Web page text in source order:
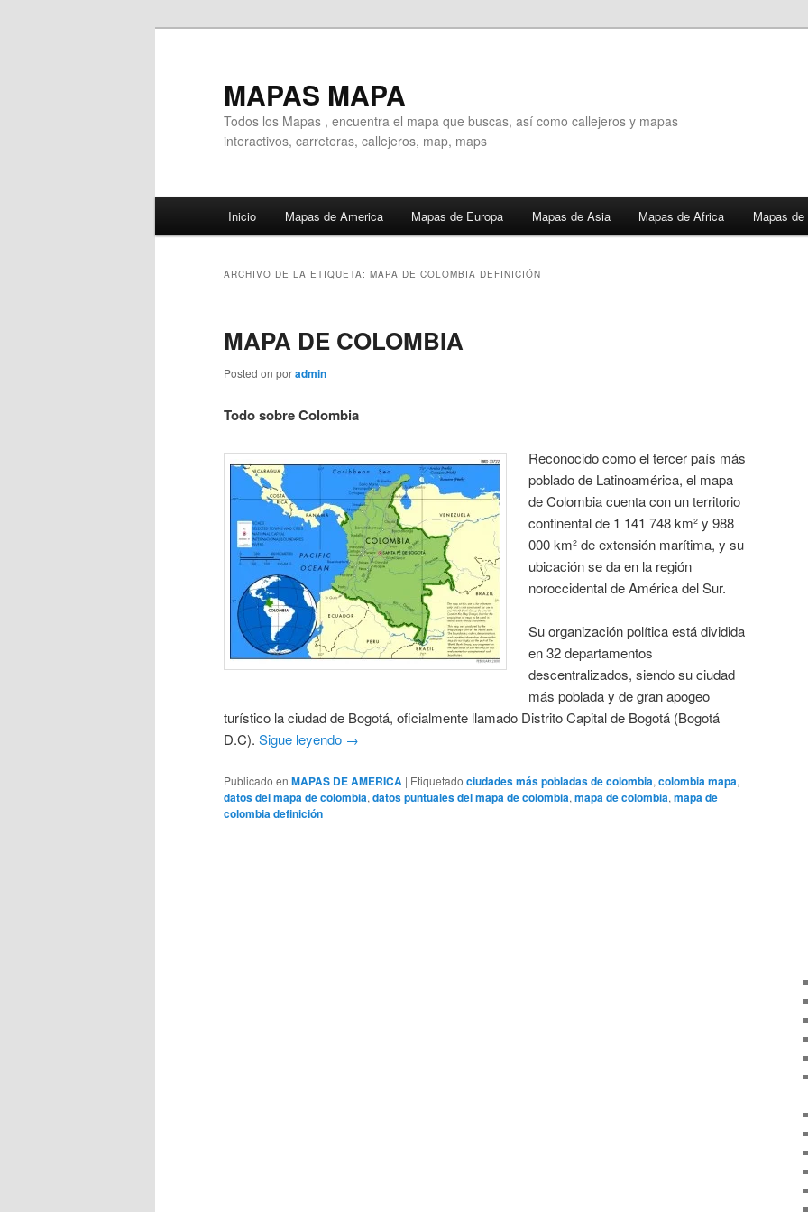
MAPAS MAPA
Todos los Mapas , encuentra el mapa que buscas, así como callejeros y mapas
interactivos, carreteras, callejeros, map, maps
Inicio Mapas de America Mapas de Europa Mapas de Asia Mapas de Africa Mapas
ARCHIVO DE LA ETIQUETA: MAPA DE COLOMBIA DEFINICIÓN
MAPA DE COLOMBIA
Posted on poradmin
Todo sobre Colombia
Reconocido como el tercer país más
poblado de Latinoamérica, el mapa
de Colombia cuenta con un territorio
continental de 1 141 748 km² y 988
000 km² de extensión marítima, y su
ubicación se da en la región
noroccidental de América del Sur.
Su organización política está dividida
en 32 departamentos
descentralizados, siendo su ciudad
más poblada y de gran apogeo
turístico la ciudad de Bogotá, oficialmente llamado Distrito Capital de Bogotá (Bogotá
D.C). Sigue leyendo →
Publicado en MAPAS DE AMERICA | Etiquetado ciudades más pobladas de colombia, colombia mapa,
datos del mapa de colombia, datos puntuales del mapa de colombia, mapa de colombia, mapa de
colombia definición